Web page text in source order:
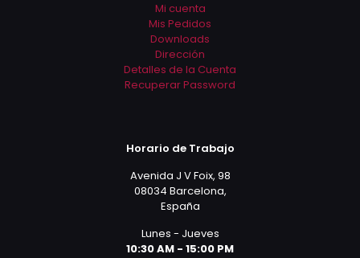
Mi cuenta
Mis Pedidos
Downloads
Dirección
Detalles de la Cuenta
Recuperar Password
Horario de Trabajo
Avenida J V Foix, 98
08034 Barcelona,
España
Lunes - Jueves
10:30 AM - 15:00 PM